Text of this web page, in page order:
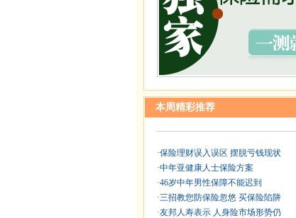
本周精彩推荐
·保险理财误入误区 摆脱亏钱现状
·中年亚健康人士保险方案
·46岁中年男性保障不能迟到
·三招教您防保险忽悠 买保险陷阱
·友邦人寿表示 人身险市场形势仍